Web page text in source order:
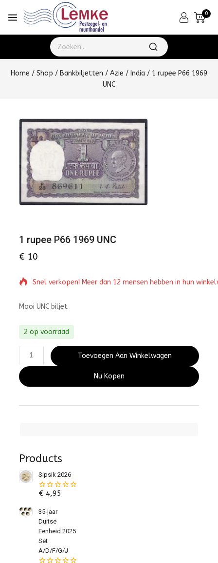
0
Home / Shop / Bankbiljetten / Azie / India / 1 rupee P66 1969
UNC
Products
Sipsik 2026
0
de
5
€4,95
35-jaar
Duitse
Eenheid 2025
Set
A/D/F/G/J
1 rupee P66 1969 UNC
€ 10
Snel verkopen! Meer dan 12 mensen hebben in hun
Mooi UNC biljet
2 op voorraad
Toevoegen Aan Winkelwagen
Nu Kopen